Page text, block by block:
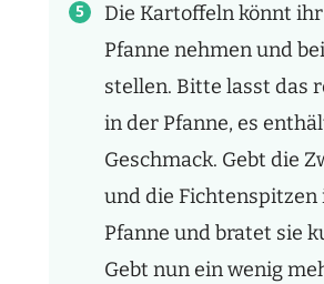
Die Kartoffeln könnt
Pfanne nehmen und
stellen. Bitte lasst das
in der Pfanne, es
Geschmack. Gebt die
und die Fichtenspitzen
Pfanne und bratet sie
Gebt nun ein wenig